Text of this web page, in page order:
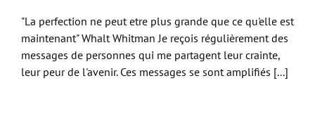
"La perfection ne peut etre plus grande que ce qu'elle est
maintenant" Whalt Whitman Je reçois régulièrement des
messages de personnes qui me partagent leur crainte,
leur peur de l'avenir. Ces messages se sont amplifiés [...]